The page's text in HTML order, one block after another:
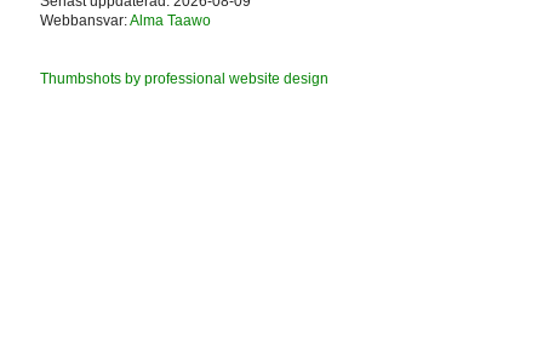
Webbansvar:Alma Taawo
Thumbshots by professional website design